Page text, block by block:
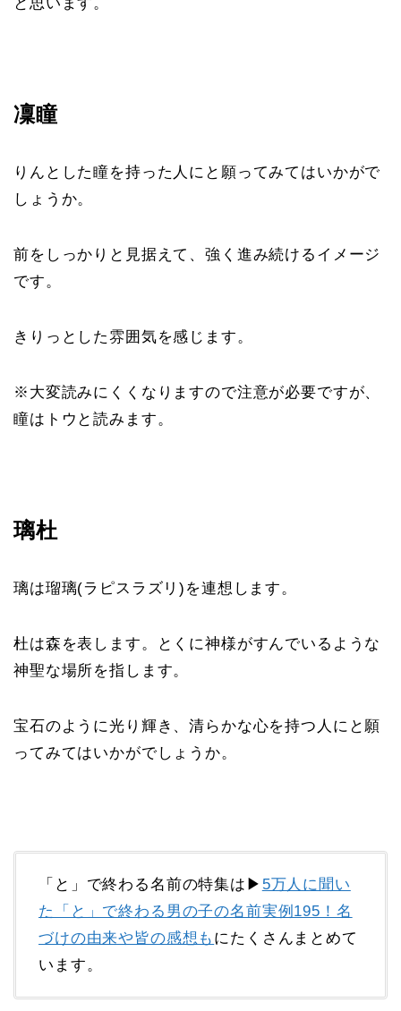
凜瞳
りんとした瞳を持った人にと願ってみてはいかがで
しょうか。
前をしっかりと見据えて、強く進み続けるイメージ
です。
きりっとした雰囲気を感じます。
※大変読みにくくなりますので注意が必要ですが、
瞳はトウと読みます。
璃杜
璃は瑠璃(ラピスラズリ)を連想します。
杜は森を表します。とくに神様がすんでいるような
神聖な場所を指します。
宝石のように光り輝き、清らかな心を持つ人にと願
ってみてはいかがでしょうか。
「と」で終わる名前の特集は▶ 5万人に聞い
た「と」で終わる男の子の名前実例195！名
づけの由来や皆の感想も にたくさんまとめて
います。